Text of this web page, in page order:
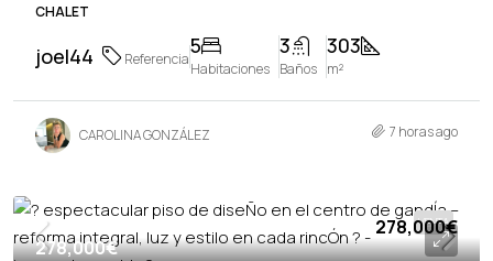
CHALET
joel44 Referencia
5
Habitaciones
3
Baños
303
m²
CAROLINA GONZÁLEZ 7 horas ago
VENTA
278,000€
278,000€